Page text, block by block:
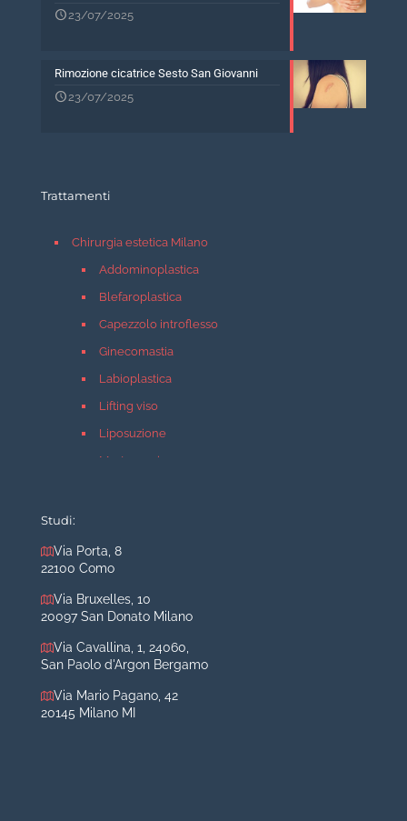
23/07/2025
Rimozione cicatrice Sesto San Giovanni
23/07/2025
Trattamenti
Chirurgia estetica Milano
Addominoplastica
Blefaroplastica
Capezzolo introflesso
Ginecomastia
Labioplastica
Lifting viso
Liposuzione
Mastopessi
Rinoplastica
Medicina estetica Milano
Acido ialuronico viso
Aumento labbra
Filler
Studi:
Via Porta, 8
22100 Como
Via Bruxelles, 10
20097 San Donato Milano
Via Cavallina, 1, 24060,
San Paolo d'Argon Bergamo
Via Mario Pagano, 42
20145 Milano MI